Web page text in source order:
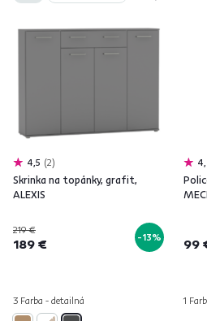
4,5 2
Skrinka na topánky, grafit,
ALEXIS
219 €
189 € -13%
3 Farba - detailná
99
1